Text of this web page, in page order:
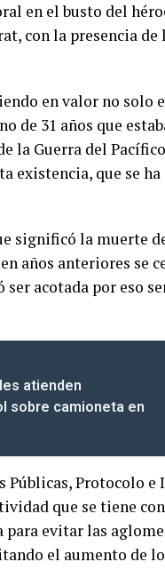
en el busto del
con la presencia
en valor no solo
de 31 años que
la Guerra del
existencia, que se
significó la muerte
años anteriores se
acotada por eso
atienden
sobre camioneta en
Públicas, Protocolo
que se tiene
evitar las
el aumento de